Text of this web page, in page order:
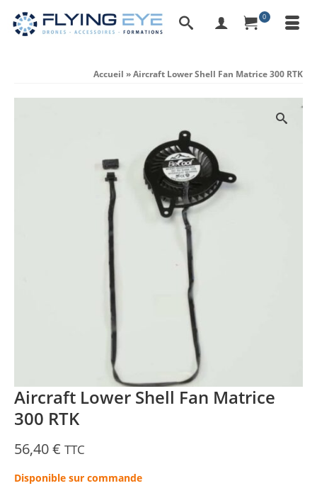
0
Accueil »Aircraft Lower Shell Fan Matrice 300 RTK
Aircraft Lower Shell Fan Matrice
300 RTK
56,40€ TTC
Disponible sur commande